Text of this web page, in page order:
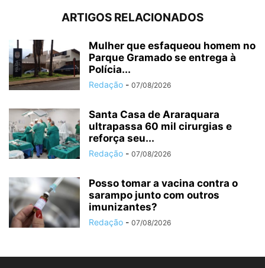
ARTIGOS RELACIONADOS
Mulher que esfaqueou homem no
Parque Gramado se entrega à
Polícia...
Redação - 07/08/2026
Santa Casa de Araraquara
ultrapassa 60 mil cirurgias e
reforça seu...
Redação - 07/08/2026
Posso tomar a vacina contra o
sarampo junto com outros
imunizantes?
Redação - 07/08/2026